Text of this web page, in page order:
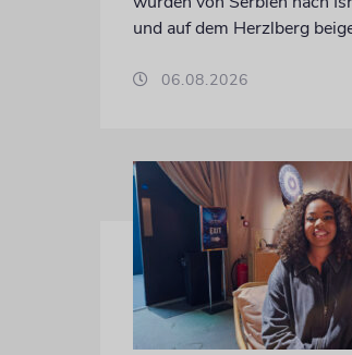
und auf dem Herzlberg
06.08.2026